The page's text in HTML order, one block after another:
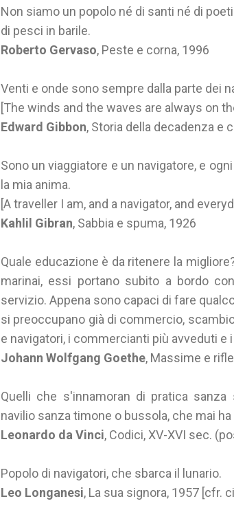
Non siamo un popolo né di santi né di
di pesci in barile.
Roberto Gervaso, Peste e corna, 1996
Venti e onde sono sempre dalla parte dei
[The winds and the waves are always on
Edward Gibbon, Storia della decadenza e
Sono un viaggiatore e un navigatore, e
la mia anima.
[A traveller I am, and a navigator, and
Kahlil Gibran, Sabbia e spuma, 1926
Quale educazione è da ritenere la
marinai, essi portano subito a bordo
servizio. Appena sono capaci di fare
si preoccupano già di commercio,
e navigatori, i commercianti più avveduti e
Johann Wolfgang Goethe, Massime e
Quelli che s'innamoran di pratica
navilio sanza timone o bussola, che mai
Leonardo da Vinci, Codici, XV-XVI sec.
Popolo di navigatori, che sbarca il lunario.
Leo Longanesi, La sua signora, 1957 [cfr.